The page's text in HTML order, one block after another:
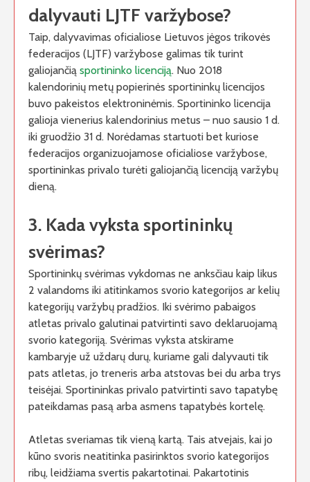
dalyvauti LJTF varžybose?
Taip, dalyvavimas oficialiose Lietuvos jėgos trikovės
federacijos (LJTF) varžybose galimas tik turint
galiojančią sportininko licenciją. Nuo 2018
kalendorinių metų popierinės sportininkų licencijos
buvo pakeistos elektroninėmis. Sportininko licencija
galioja vienerius kalendorinius metus – nuo sausio 1 d.
iki gruodžio 31 d. Norėdamas startuoti bet kuriose
federacijos organizuojamose oficialiose varžybose,
sportininkas privalo turėti galiojančią licenciją varžybų
dieną.
3. Kada vyksta sportininkų
svėrimas?
Sportininkų svėrimas vykdomas ne anksčiau kaip likus
2 valandoms iki atitinkamos svorio kategorijos ar kelių
kategorijų varžybų pradžios. Iki svėrimo pabaigos
atletas privalo galutinai patvirtinti savo deklaruojamą
svorio kategoriją. Svėrimas vyksta atskirame
kambaryje už uždarų durų, kuriame gali dalyvauti tik
pats atletas, jo treneris arba atstovas bei du arba trys
teisėjai. Sportininkas privalo patvirtinti savo tapatybę
pateikdamas pasą arba asmens tapatybės kortelę.
Atletas sveriamas tik vieną kartą. Tais atvejais, kai jo
kūno svoris neatitinka pasirinktos svorio kategorijos
ribų, leidžiama svertis pakartotinai. Pakartotinis